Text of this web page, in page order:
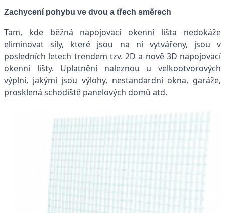
Zachycení pohybu ve dvou a třech směrech
Tam, kde běžná napojovací okenní lišta nedokáže
eliminovat síly, které jsou na ní vytvářeny, jsou v
posledních letech trendem tzv. 2D a nově 3D napojovací
okenní lišty. Uplatnění naleznou u velkootvorových
výplní, jakými jsou výlohy, nestandardní okna, garáže,
prosklená schodiště panelových domů atd.